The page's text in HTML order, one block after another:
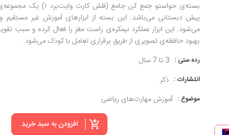
بسته‌ی حواستو جمع کن جامع
پیش دبستانی می‌باشد. این بسته از ابزارهای آموزش غیر
می‌شود. این ابزار عملکرد نیمکره‌ی راست مغز را فعال کرده و سبب
بهبود حافظه‌ی تصویری از طریق برقراری تعامل با کودک می‌شود.
رده سنی : 3 تا 7 سال
انتشارات : ذکر
موضوع : آموزش مهارت‌های ریاضی
افزودن به سبد خرید